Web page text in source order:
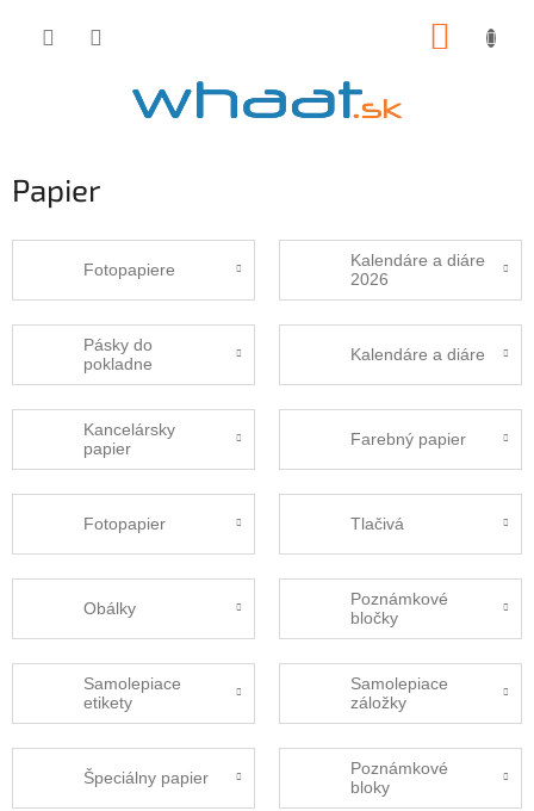
Papier
Fotopapiere
Kalendáre a diáre
2026
Pásky do
pokladne
Kalendáre a diáre
Kancelársky
papier
Farebný papier
Fotopapier Tlačivá
Obálky
Poznámkové
bločky
Samolepiace
etikety
Samolepiace
záložky
Špeciálny papier
Poznámkové
bloky